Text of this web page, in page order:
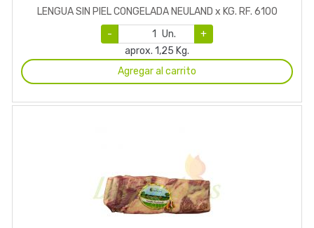
LENGUA SIN PIEL CONGELADA NEULAND x KG. RF. 6100
-
Un.
+
aprox. 1,25 Kg.
Agregar al carrito